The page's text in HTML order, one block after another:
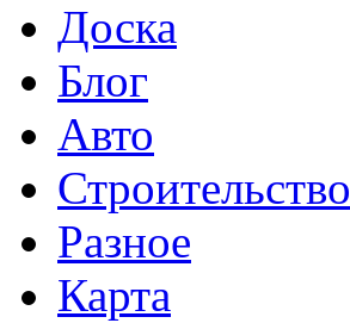
Доска
Блог
Авто
Строительство
Разное
Карта